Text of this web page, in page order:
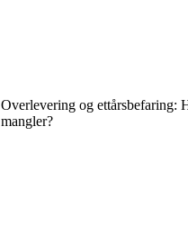
Overlevering og ettårsbefaring:
mangler?